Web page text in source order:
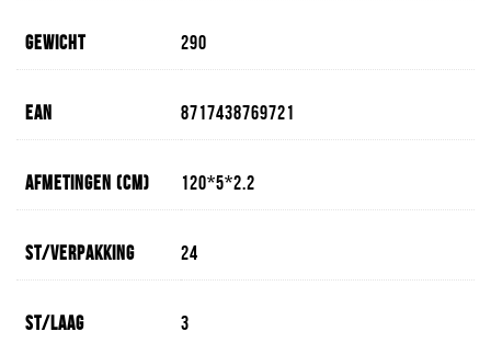
Gewicht 290
EAN 8717438769721
Afmetingen (cm) 120*5*2.2
St/verpakking 24
St/laag 3